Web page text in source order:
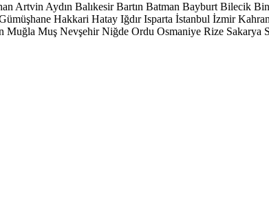
Artvin Aydın Balıkesir Bartın Batman Bayburt Bilecik
Hakkari Hatay Iğdır Isparta İstanbul İzmir
Muğla Muş Nevşehir Niğde Ordu Osmaniye Rize Sakarya